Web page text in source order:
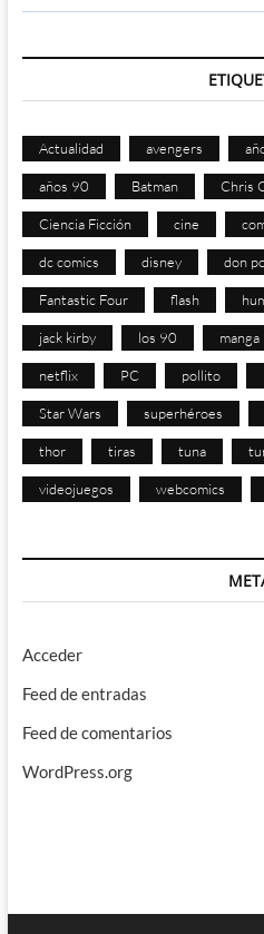
Actualidad avengers
años 90 Batman Chris
Ciencia Ficción cine
dc comics disney don
Fantastic Four flash
jack kirby los 90 manga
netflix PC pollito
Star Wars superhéroes
thor tiras tuna
videojuegos webcomics
Acceder
Feed de entradas
Feed de comentarios
WordPress.org